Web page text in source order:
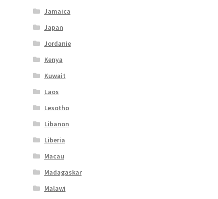
Jamaica
Japan
Jordanie
Kenya
Kuwait
Laos
Lesotho
Libanon
Liberia
Macau
Madagaskar
Malawi